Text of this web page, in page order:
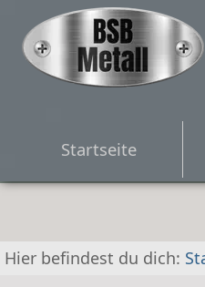
Startseite
Hier befindest du dich: